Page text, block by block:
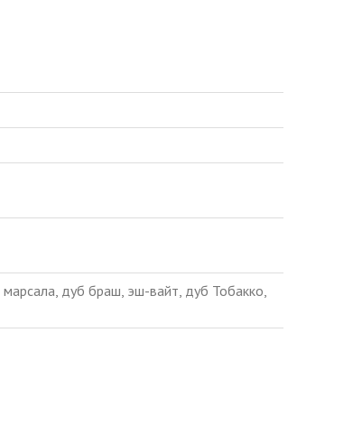
дуб браш, эш-вайт, дуб Тобакко,